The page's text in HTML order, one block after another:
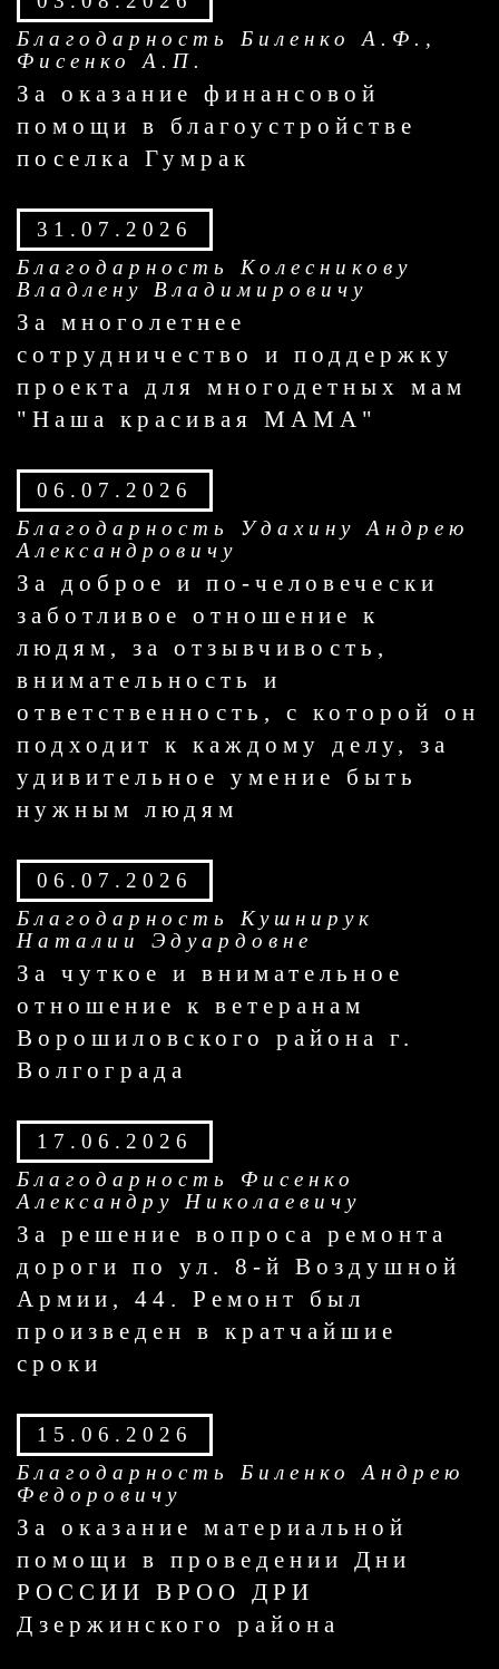
Благодарность Биленко А.Ф.,
Фисенко А.П.
За оказание финансовой
помощи в благоустройстве
поселка Гумрак
31.07.2026
Благодарность Колесникову
Владлену Владимировичу
За многолетнее
сотрудничество и поддержку
проекта для многодетных мам
"Наша красивая МАМА"
06.07.2026
Благодарность Удахину Андрею
Александровичу
За доброе и по-человечески
заботливое отношение к
людям, за отзывчивость,
внимательность и
ответственность, с которой он
подходит к каждому делу, за
удивительное умение быть
нужным людям
06.07.2026
Благодарность Кушнирук
Наталии Эдуардовне
За чуткое и внимательное
отношение к ветеранам
Ворошиловского района г.
Волгограда
17.06.2026
Благодарность Фисенко
Александру Николаевичу
За решение вопроса ремонта
дороги по ул. 8-й Воздушной
Армии, 44. Ремонт был
произведен в кратчайшие
сроки
15.06.2026
Благодарность Биленко Андрею
Федоровичу
За оказание материальной
помощи в проведении Дни
РОССИИ ВРОО ДРИ
Дзержинского района